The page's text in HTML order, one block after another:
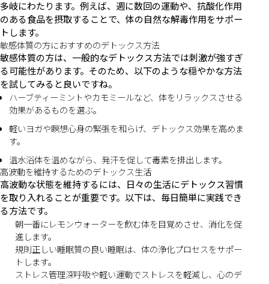
多岐にわたります。例えば、週に数回の運動や、抗酸化作用
のある食品を摂取することで、体の自然な解毒作用をサポー
トします。
敏感体質の方におすすめのデトックス方法
敏感体質の方は、一般的なデトックス方法では刺激が強すぎ
る可能性があります。そのため、以下のような穏やかな方法
を試してみると良いですね。
ハーブティーミントやカモミールなど、体をリラックスさせる
効果があるものを選ぶ。
軽いヨガや瞑想心身の緊張を和らげ、デトックス効果を高めま
す。
温水浴体を温めながら、発汗を促して毒素を排出します。
高波動を維持するためのデトックス生活
高波動な状態を維持するには、日々の生活にデトックス習慣
を取り入れることが重要です。以下は、毎日簡単に実践でき
る方法です。
朝一番にレモンウォーターを飲む体を目覚めさせ、消化を促
進します。
規則正しい睡眠質の良い睡眠は、体の浄化プロセスをサポー
トします。
ストレス管理深呼吸や軽い運動でストレスを軽減し、心のデ